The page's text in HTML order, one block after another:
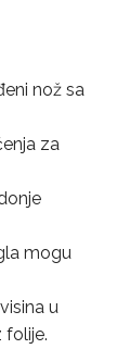
nož sa
za
mogu
u
folije.